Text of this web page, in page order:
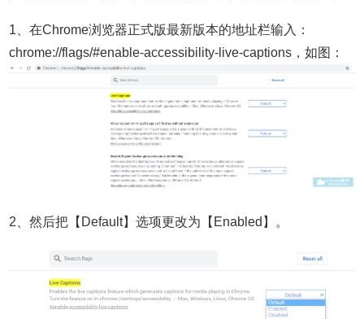
1、在Chrome浏览器正式版最新版本的地址栏输入：
chrome://flags/#enable-accessibility-live-captions，如图：
2、然后把【Default】选项更改为【Enabled】。